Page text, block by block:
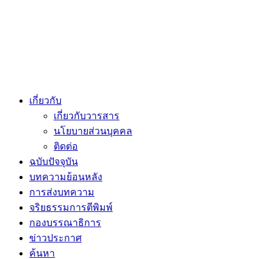
เกี่ยวกับ
เกี่ยวกับวารสาร
นโยบายส่วนบุคคล
ติดต่อ
ฉบับปัจจุบัน
บทความย้อนหลัง
การส่งบทความ
จริยธรรมการตีพิมพ์
กองบรรณาธิการ
ข่าวประกาศ
ค้นหา